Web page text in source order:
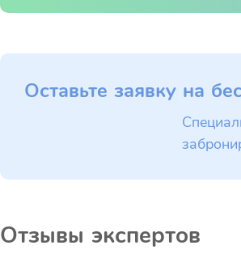
Оставьте заявку на
Отзывы экспертов